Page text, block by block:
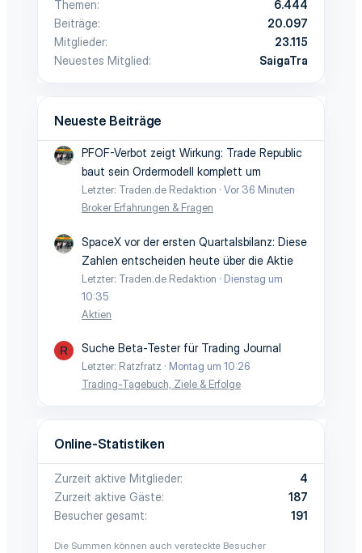
Themen
6.444
Beiträge
20.097
Mitglieder
23.115
Neuestes Mitglied
SaigaTra
Neueste Beiträge
PFOF-Verbot zeigt Wirkung: Trade Republic
baut sein Ordermodell komplett um
Letzter: Traden.de Redaktion
Vor 36 Minuten
Broker Erfahrungen & Fragen
SpaceX vor der ersten Quartalsbilanz: Diese
Zahlen entscheiden heute über die Aktie
Letzter: Traden.de Redaktion
Dienstag um
10:35
Aktien
R Suche Beta-Tester für Trading Journal
Letzter: Ratzfratz
Montag um 10:26
Trading-Tagebuch, Ziele & Erfolge
Online-Statistiken
Zurzeit aktive Mitglieder
4
Zurzeit aktive Gäste
187
Besucher gesamt
191
Die Summen können auch versteckte Besucher